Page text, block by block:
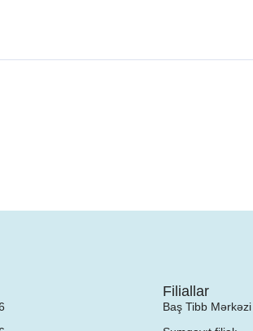
Filiallar
Baş Tibb Mərkəzi